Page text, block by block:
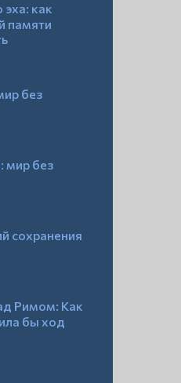
как
памяти
без
мир без
сохранения
Римом: Как
бы ход